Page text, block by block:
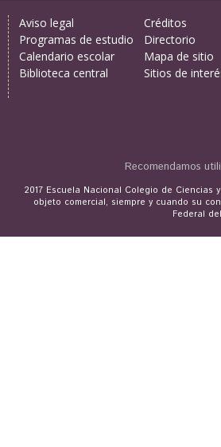
Aviso legal
Programas de estudio
Calendario escolar
Biblioteca central
Créditos
Directorio
Mapa de sitio
Sitios de
Recomendamos
2017 Escuela Nacional Colegio de
objeto comercial, siempre y cuando su
Federal